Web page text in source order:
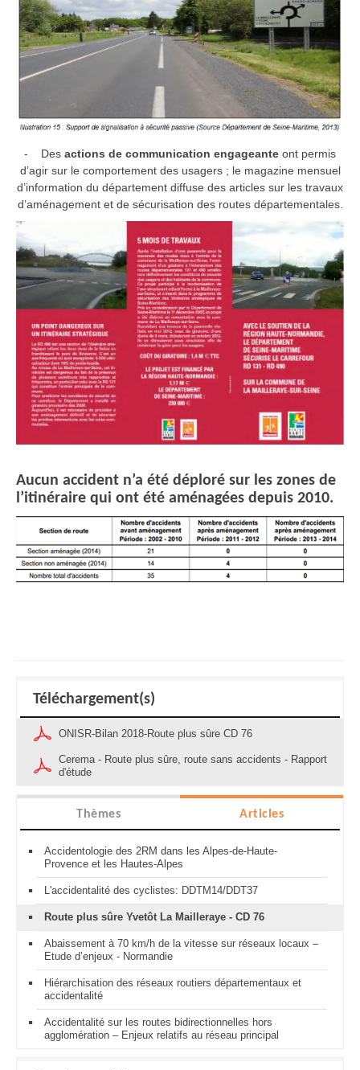
- Des actions de communication engageante ont permis
d’agir sur le comportement des usagers ; le magazine mensuel
d’information du département diffuse des articles sur les travaux
d’aménagement et de sécurisation des routes départementales.
Aucun accident n’a été déploré sur les zones de
l’itinéraire qui ont été aménagées depuis 2010.
Téléchargement(s)
ONISR-Bilan 2018-Route plus sûre CD 76
Cerema - Route plus sûre, route sans accidents - Rapport
d'étude
Thèmes Articles
Accidentologie des 2RM dans les Alpes-de-Haute-
Provence et les Hautes-Alpes
L'accidentalité des cyclistes: DDTM14/DDT37
Route plus sûre Yvetôt La Mailleraye - CD 76
Abaissement à 70 km/h de la vitesse sur réseaux locaux –
Etude d’enjeux - Normandie
Hiérarchisation des réseaux routiers départementaux et
accidentalité
Accidentalité sur les routes bidirectionnelles hors
agglomération – Enjeux relatifs au réseau principal